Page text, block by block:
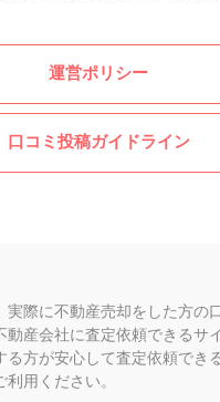
運営ポリシー
口コミ投稿ガイドライン
実際に不動産売却をした方の
動産会社に査定依頼できるサ
る方が安心して査定依頼でき
用ください。